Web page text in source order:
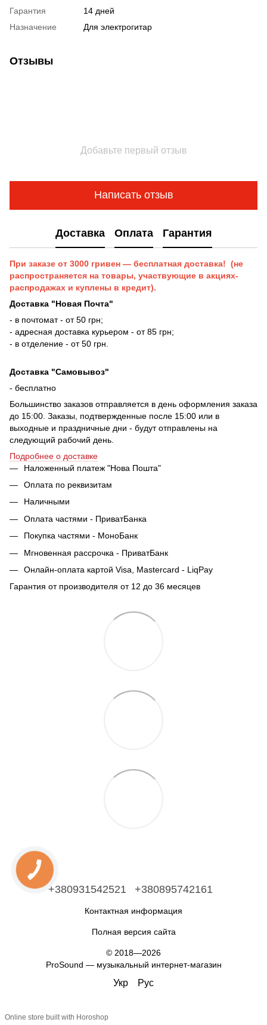
Гарантия
14 дней
Назначение
Для электрогитар
Отзывы
Добавьте первый отзыв
Написать отзыв
Доставка Оплата Гарантия
При заказе от 3000 гривен — бесплатная доставка! (не
распространяется на товары, участвующие в акциях-
распродажах и куплены в кредит).
Доставка "Новая Почта"
- в почтомат - от 50 грн;
- адресная доставка курьером - от 85 грн;
- в отделение - от 50 грн.
Доставка "Самовывоз"
- бесплатно
Большинство заказов отправляется в день оформления заказа
до 15:00. Заказы, подтвержденные после 15:00 или в
выходные и праздничные дни - будут отправлены на
следующий рабочий день.
Подробнее о доставке
Наложенный платеж "Нова Пошта"
Оплата по реквизитам
Наличными
Оплата частями - ПриватБанка
Покупка частями - МоноБанк
Мгновенная рассрочка - ПриватБанк
Онлайн-оплата картой Visa, Mastercard - LiqPay
Гарантия от производителя от 12 до 36 месяцев
+380931542521 +380895742161
Контактная информация
Полная версия сайта
© 2018—2026
ProSound — музыкальный интернет-магазин
Укр Рус
Online store built with Horoshop